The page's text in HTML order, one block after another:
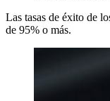
Las tasas de éxito de
de 95% o más.